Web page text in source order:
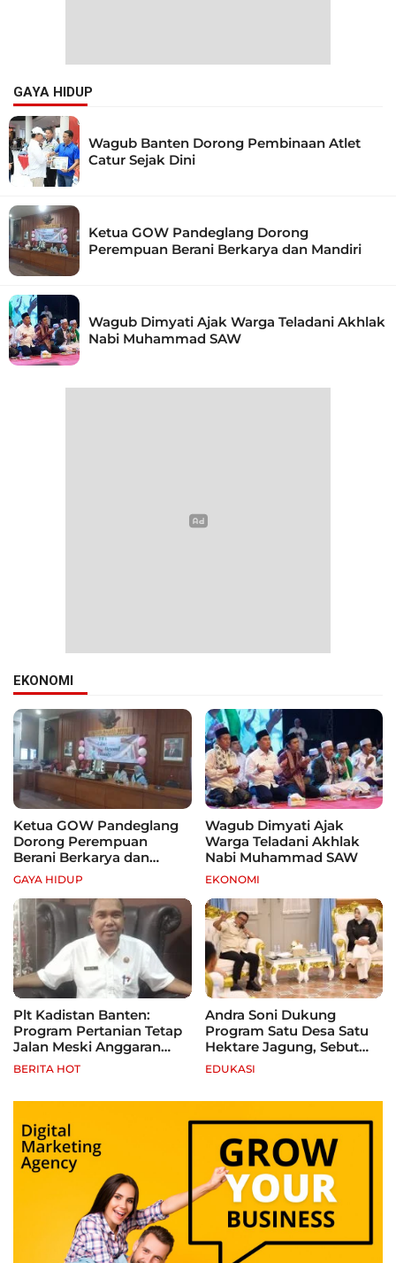
GAYA HIDUP
Wagub Banten Dorong Pembinaan Atlet
Catur Sejak Dini
Ketua GOW Pandeglang Dorong
Perempuan Berani Berkarya dan Mandiri
Wagub Dimyati Ajak Warga Teladani Akhlak
Nabi Muhammad SAW
EKONOMI
Ketua GOW Pandeglang
Dorong Perempuan
Berani Berkarya dan
Mandiri
GAYA HIDUP
Wagub Dimyati Ajak
Warga Teladani Akhlak
Nabi Muhammad SAW
EKONOMI
Plt Kadistan Banten:
Program Pertanian Tetap
Jalan Meski Anggaran
Terbatas, Fokus Jagung
hingga Tebu
BERITA HOT
Andra Soni Dukung
Program Satu Desa Satu
Hektare Jagung, Sebut
Banten Punya Peluang
Jadi Sentra Produksi
EDUKASI